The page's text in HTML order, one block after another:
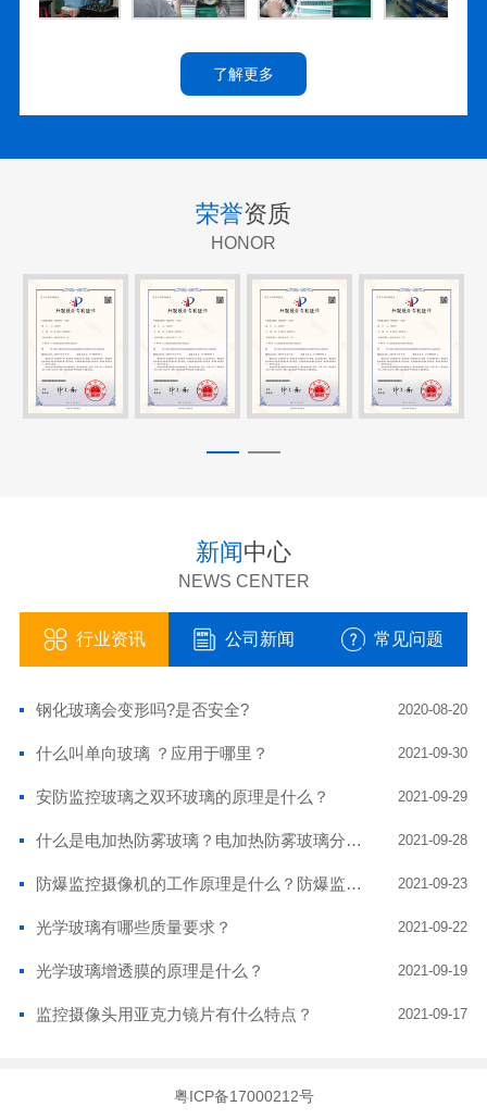
了解更多
荣誉资质
HONOR
新闻中心
NEWS CENTER
行业资讯 公司新闻 常见问题
钢化玻璃会变形吗?是否安全? 2020-08-20
什么叫单向玻璃 ？应用于哪里？ 2021-09-30
安防监控玻璃之双环玻璃的原理是什么？ 2021-09-29
什么是电加热防雾玻璃？电加热防雾玻璃分有哪几种？电加热玻璃有什么优点？ 2021-09-28
防爆监控摄像机的工作原理是什么？防爆监控摄像头玻璃耐高温吗？ 2021-09-23
光学玻璃有哪些质量要求？ 2021-09-22
光学玻璃增透膜的原理是什么？ 2021-09-19
监控摄像头用亚克力镜片有什么特点？ 2021-09-17
粤ICP备17000212号